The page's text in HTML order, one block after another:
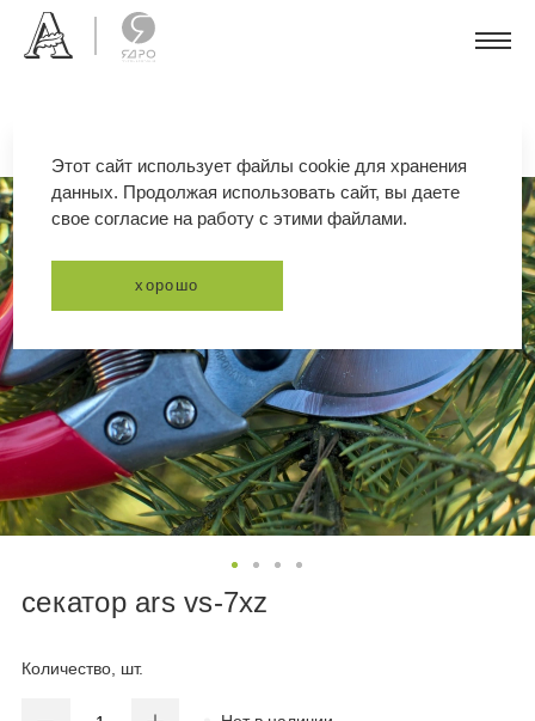
секатор ars vs-7xz
Количество, шт.
Этот сайт использует файлы cookie для хранения
данных. Продолжая использовать сайт, вы даете
свое согласие на работу с этими файлами.
хорошо